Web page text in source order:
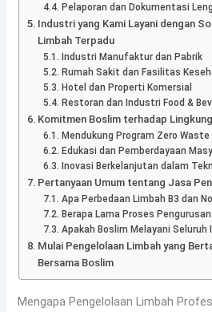
Pelaporan dan Dokumentasi
Industri yang Kami Layani dengan
Limbah Terpadu
Industri Manufaktur dan Pabrik
Rumah Sakit dan Fasilitas
Hotel dan Properti Komersial
Restoran dan Industri Food &
Komitmen Boslim terhadap
Mendukung Program Zero Waste
Edukasi dan Pemberdayaan
Inovasi Berkelanjutan dalam
Pertanyaan Umum tentang Jasa
Apa Perbedaan Limbah B3 dan
Berapa Lama Proses
Apakah Boslim Melayani Seluruh
Mulai Pengelolaan Limbah yang
Bersama Boslim
Mengapa Pengelolaan Limbah